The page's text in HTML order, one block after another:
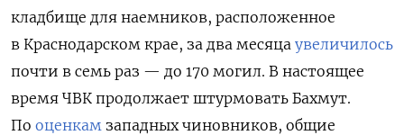
кладбище для наемников, расположенное
в Краснодарском крае, за два месяца увеличилось
почти в семь раз — до 170 могил. В настоящее
время ЧВК продолжает штурмовать Бахмут.
По оценкам западных чиновников, общие